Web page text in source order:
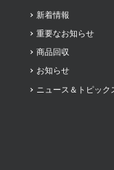
新着情報
重要なお知らせ
商品回収
お知らせ
ニュース＆トピック